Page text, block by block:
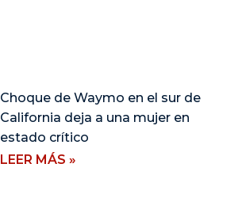
Choque de Waymo en el sur de
California deja a una mujer en
estado crítico
LEER MÁS »